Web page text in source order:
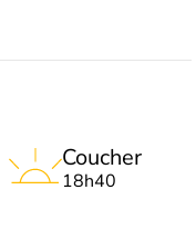
Coucher
18h40